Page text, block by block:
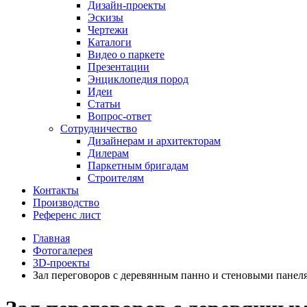
Дизайн-проекты
Эскизы
Чертежи
Каталоги
Видео о паркете
Презентации
Энциклопедия пород
Идеи
Статьи
Вопрос-ответ
Сотрудничество
Дизайнерам и архитекторам
Дилерам
Паркетным бригадам
Строителям
Контакты
Производство
Референс лист
Главная
Фотогалерея
3D-проекты
Зал переговоров с деревянным панно и стеновыми